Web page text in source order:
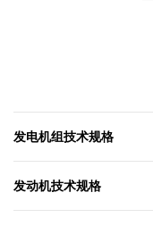
发电机组技术规格
发动机技术规格